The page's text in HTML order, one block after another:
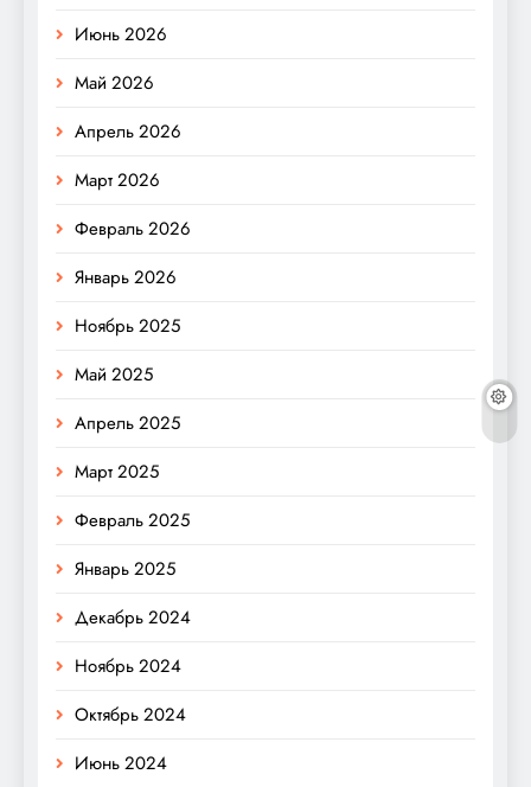
Июнь 2026
Май 2026
Апрель 2026
Март 2026
Февраль 2026
Январь 2026
Ноябрь 2025
Май 2025
Апрель 2025
Март 2025
Февраль 2025
Январь 2025
Декабрь 2024
Ноябрь 2024
Октябрь 2024
Июнь 2024